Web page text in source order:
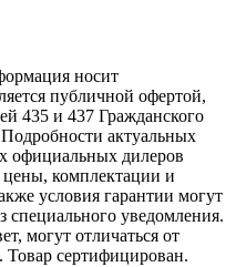
носит
публичной офертой,
435 и 437 Гражданского
актуальных
официальных дилеров
комплектации и
условия гарантии могут
уведомления.
могут отличаться от
Товар сертифицирован.